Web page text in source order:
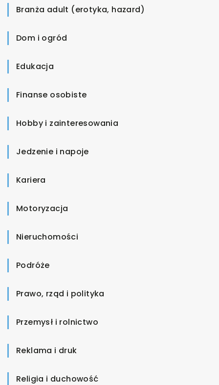
Branża adult (erotyka, hazard)
Dom i ogród
Edukacja
Finanse osobiste
Hobby i zainteresowania
Jedzenie i napoje
Kariera
Motoryzacja
Nieruchomości
Podróże
Prawo, rząd i polityka
Przemysł i rolnictwo
Reklama i druk
Religia i duchowość